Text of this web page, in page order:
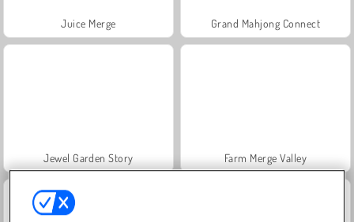
Juice Merge Grand Mahjong Connect
Jewel Garden Story Farm Merge Valley